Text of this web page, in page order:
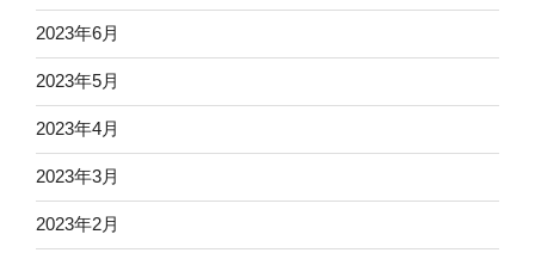
2023年6月
2023年5月
2023年4月
2023年3月
2023年2月